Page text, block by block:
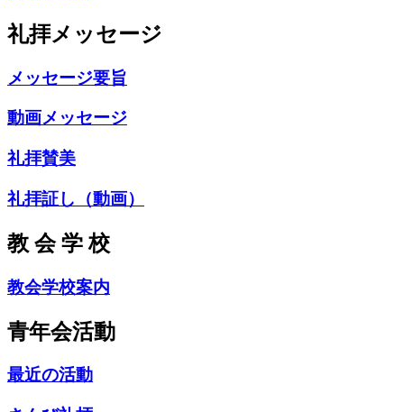
礼拝メッセージ
メッセージ要旨
動画メッセージ
礼拝賛美
礼拝証し（動画）
教 会 学 校
教会学校案内
青年会活動
最近の活動